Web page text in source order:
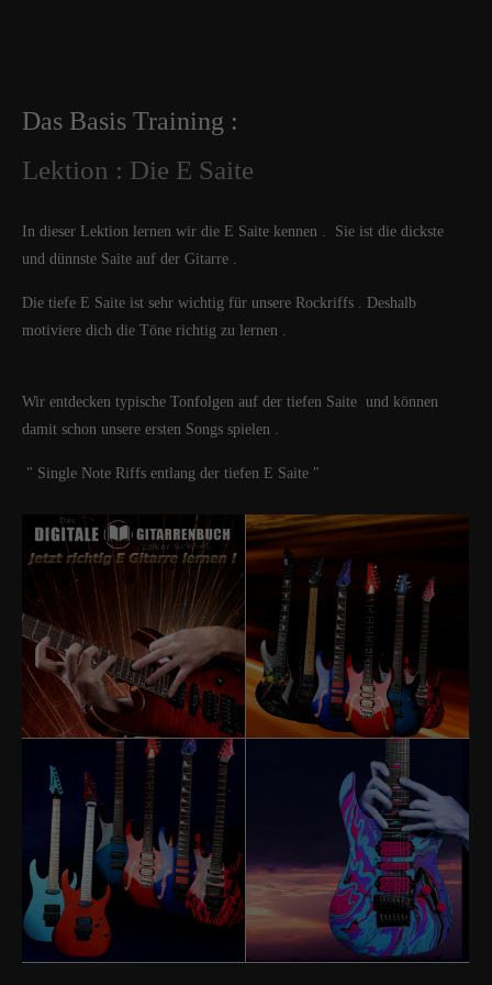
Das Basis Training :
Lektion : Die E Saite
In dieser Lektion lernen wir die E Saite kennen . Sie ist die dickste
und dünnste Saite auf der Gitarre .
Die tiefe E Saite ist sehr wichtig für unsere Rockriffs . Deshalb
motiviere dich die Töne richtig zu lernen .
Wir entdecken typische Tonfolgen auf der tiefen Saite und können
damit schon unsere ersten Songs spielen .
" Single Note Riffs entlang der tiefen E Saite "